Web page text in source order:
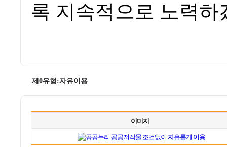
록 지속적으로 노력하
제0유형:자유이용
이미지